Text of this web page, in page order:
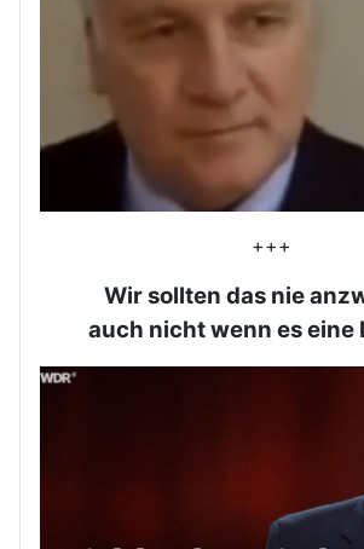
+++
Wir sollten das nie
auch nicht wenn es eine